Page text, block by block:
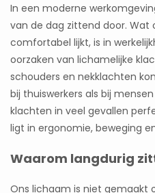
In een moderne
van de dag zittend door. Wat
comfortabel lijkt, is in
oorzaken van lichamelijke
schouders en nekklachten
bij thuiswerkers als bij
klachten in veel gevallen
ligt in ergonomie, beweging
Waarom langdurig
Ons lichaam is niet gemaakt